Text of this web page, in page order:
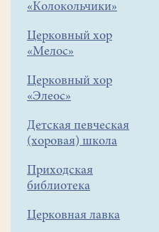
«Колокольчики»
Церковный хор
«Мелос»
Церковный хор
«Элеос»
Детская певческая
(хоровая) школа
Приходская
библиотека
Церковная лавка